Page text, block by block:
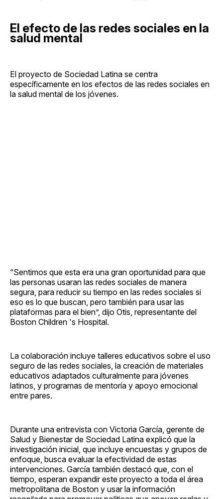
El efecto de las redes sociales en la
salud mental
El proyecto de Sociedad Latina se centra
específicamente en los efectos de las redes sociales en
la salud mental de los jóvenes.
“Sentimos que esta era una gran oportunidad para que
las personas usaran las redes sociales de manera
segura, para reducir su tiempo en las redes sociales si
eso es lo que buscan, pero también para usar las
plataformas para el bien”, dijo Otis, representante del
Boston Children 's Hospital.
La colaboración incluye talleres educativos sobre el uso
seguro de las redes sociales, la creación de materiales
educativos adaptados culturalmente para jóvenes
latinos, y programas de mentoría y apoyo emocional
entre pares.
Durante una entrevista con Victoria García, gerente de
Salud y Bienestar de Sociedad Latina explicó que la
investigación inicial, que incluye encuestas y grupos de
enfoque, busca evaluar la efectividad de estas
intervenciones. García también destacó que, con el
tiempo, esperan expandir este proyecto a toda el área
metropolitana de Boston y usar la información